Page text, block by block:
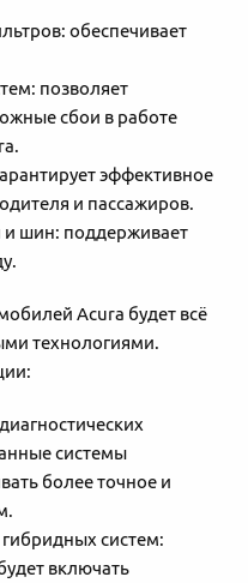
обеспечивает
позволяет
сбои в работе
эффективное
и пассажиров.
и шин: поддерживает
Acura будет всё
технологиями.
системы
более точное и
систем:
включать